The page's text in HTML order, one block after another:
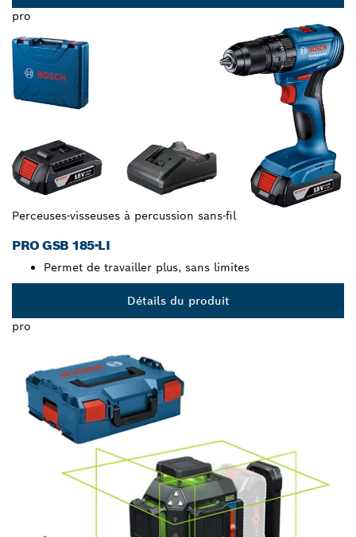
pro
Perceuses-visseuses à percussion sans-fil
PRO GSB 185-LI
Permet de travailler plus, sans limites
Détails du produit
pro